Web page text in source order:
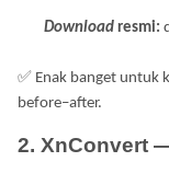
Download resmi:
✅ Enak banget untuk
before–after.
2. XnConvert